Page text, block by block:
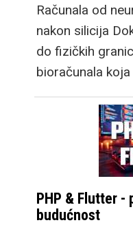
Računala od
nakon silicija
do fizičkih
bioračunala
PHP & Flutter -
budućnost